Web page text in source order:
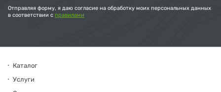
Отправляя форму, я даю согласие на обработку моих персональных данных
в соответствии с правилами
Каталог
Услуги